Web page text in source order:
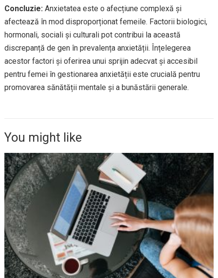
Concluzie: Anxietatea este o afecțiune complexă și
afectează în mod disproporționat femeile. Factorii biologici,
hormonali, sociali și culturali pot contribui la această
discrepanță de gen în prevalența anxietății. Înțelegerea
acestor factori și oferirea unui sprijin adecvat și accesibil
pentru femei în gestionarea anxietății este crucială pentru
promovarea sănătății mentale și a bunăstării generale.
You might like